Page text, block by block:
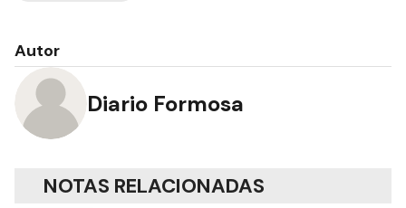
Autor
Diario Formosa
NOTAS RELACIONADAS